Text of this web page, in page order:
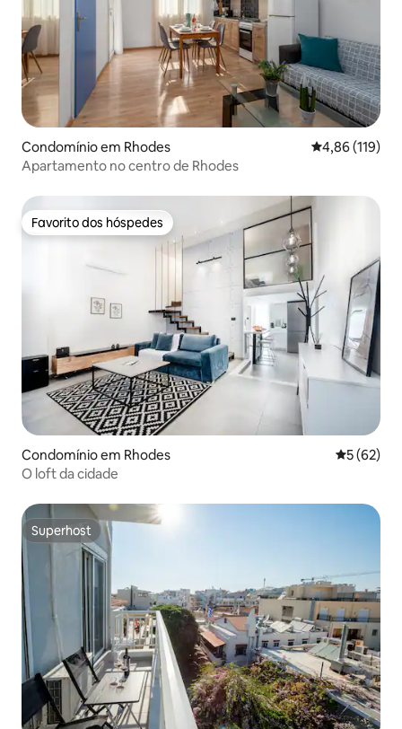
Condomínio em Rhodes Classificação
4,86 (119)
Apartamento no centro de Rhodes
Favorito dos hóspedes
Favorito dos hóspedes
Condomínio em Rhodes
5 (62)
O loft da cidade
Superhost
Superhost